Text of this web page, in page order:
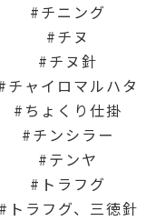
チニング
チヌ
チヌ針
チャイロマルハタ
ちょくり仕掛
チンシラー
テンヤ
トラフグ
トラフグ、三徳針